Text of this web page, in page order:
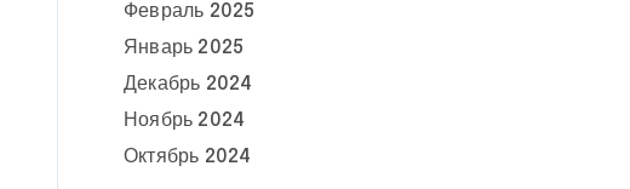
Февраль 2025
Январь 2025
Декабрь 2024
Ноябрь 2024
Октябрь 2024